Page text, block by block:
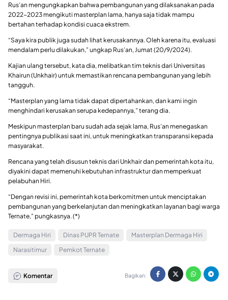
Rus’an mengungkapkan bahwa pembangunan yang dilaksanakan pada
2022-2023 mengikuti masterplan lama, hanya saja tidak mampu
bertahan terhadap kondisi cuaca ekstrem.
“Saya kira publik juga sudah lihat kerusakannya. Oleh karena itu, evaluasi
mendalam perlu dilakukan,” ungkap Rus’an, Jumat (20/9/2024).
Kajian ulang tersebut, kata dia, melibatkan tim teknis dari Universitas
Khairun (Unkhair) untuk memastikan rencana pembangunan yang lebih
tangguh.
“Masterplan yang lama tidak dapat dipertahankan, dan kami ingin
menghindari kerusakan serupa kedepannya,” terang dia.
Meskipun masterplan baru sudah ada sejak lama, Rus’an menegaskan
pentingnya publikasi saat ini, untuk meningkatkan transparansi kepada
masyarakat.
Rencana yang telah disusun teknis dari Unkhair dan pemerintah kota itu,
diyakini dapat memenuhi kebutuhan infrastruktur dan memperkuat
pelabuhan Hiri.
“Dengan revisi ini, pemerintah kota berkomitmen untuk menciptakan
pembangunan yang berkelanjutan dan meningkatkan layanan bagi warga
Ternate,” pungkasnya. (*)
Dermaga Hiri Dinas PUPR Ternate
Masterplan Dermaga Hiri
Narasitimur
Pemkot Ternate
Komentar Bagikan: